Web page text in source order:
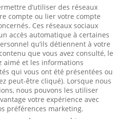
d’utiliser des réseaux
compte ou lier votre compte
Ces réseaux sociaux
accès automatique à certaines
qu’ils détiennent à votre
que vous avez consulté, le
aimé et les informations
qui vous ont été présentées ou
peut-être cliqué). Lorsque nous
nous pouvons les utiliser
votre expérience avec
préférences marketing.